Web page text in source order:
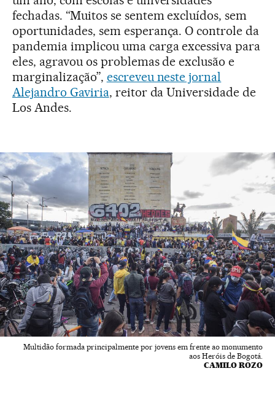
fechadas. “Muitos se sentem excluídos, sem
oportunidades, sem esperança. O controle da
pandemia implicou uma carga excessiva para
eles, agravou os problemas de exclusão e
marginalização”, escreveu neste jornal
Alejandro Gaviria, reitor da Universidade de
Los Andes.
Multidão formada principalmente por jovens em frente ao monumento
aos Heróis de Bogotá.
CAMILO ROZO